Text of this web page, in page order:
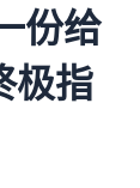
份给
极指